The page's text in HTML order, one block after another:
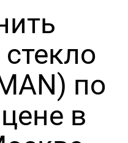
по
в